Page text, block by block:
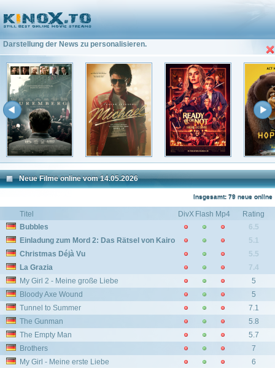
Darstellung der News zu personalisieren.
Neue Filme online vom 14.05.2026
Insgesamt: 79 neue online
Titel DivX Flash Mp4
Rating
Bubbles
6.5
Einladung zum Mord 2: Das Rätsel von Kairo
5.1
Christmas Déjà Vu
5.5
La Grazia
7.4
My Girl 2 - Meine große Liebe
5
Bloody Axe Wound
5
Tunnel to Summer
7.1
The Gunman
5.8
The Empty Man
5.7
Brothers
7
My Girl - Meine erste Liebe
6